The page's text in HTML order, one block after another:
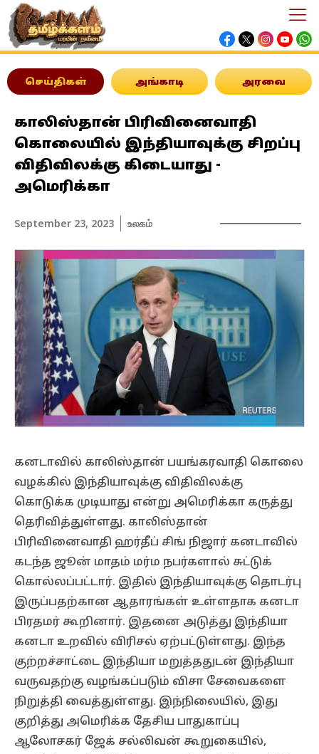
செய்திகள் அங்காடி அரவை
காலிஸ்தான் பிரிவினைவாதி
கொலையில் இந்தியாவுக்கு சிறப்பு
விதிவிலக்கு கிடையாது -
அமெரிக்கா
September 23, 2023 உலகம்
கனடாவில் காலிஸ்தான் பயங்கரவாதி கொலை
வழக்கில் இந்தியாவுக்கு விதிவிலக்கு
கொடுக்க முடியாது என்று அமெரிக்கா கருத்து
தெரிவித்துள்ளது. காலிஸ்தான்
பிரிவினைவாதி ஹர்தீப் சிங் நிஜார் கனடாவில்
கடந்த ஜூன் மாதம் மர்ம நபர்களால் சுட்டுக்
கொல்லப்பட்டார். இதில் இந்தியாவுக்கு தொடர்பு
இருப்பதற்கான ஆதாரங்கள் உள்ளதாக கனடா
பிரதமர் கூறினார். இதனை அடுத்து இந்தியா
கனடா உறவில் விரிசல் ஏற்பட்டுள்ளது. இந்த
குற்றச்சாட்டை இந்தியா மறுத்ததுடன் இந்தியா
வருவதற்கு வழங்கப்படும் விசா சேவைகளை
நிறுத்தி வைத்துள்ளது. இந்நிலையில், இது
குறித்து அமெரிக்க தேசிய பாதுகாப்பு
ஆலோசகர் ஜேக் சல்லிவன் கூறுகையில்,